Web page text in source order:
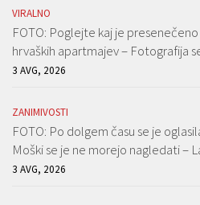
VIRALNO
FOTO: Poglejte kaj je
hrvaških apartmajev – Fotografija
3 AVG, 2026
ZANIMIVOSTI
FOTO: Po dolgem času se je
Moški se je ne morejo nagledati –
3 AVG, 2026